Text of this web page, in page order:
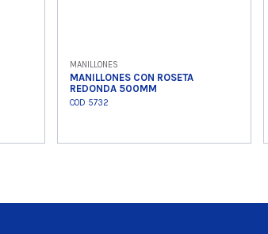
MANILLONES
MANILLONES CON ROSETA
REDONDA 500MM
COD 5732